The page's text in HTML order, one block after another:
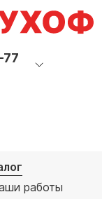
работы